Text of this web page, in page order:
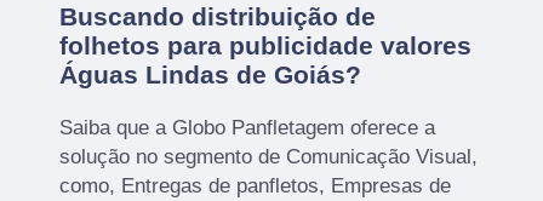
Buscando distribuição de
folhetos para publicidade valores
Águas Lindas de Goiás?
Saiba que a Globo Panfletagem oferece a
solução no segmento de Comunicação Visual,
como, Entregas de panfletos, Empresas de